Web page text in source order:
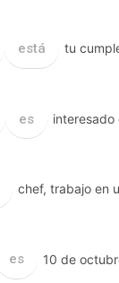
está tu
es interesado
chef, trabajo en
es 10 de